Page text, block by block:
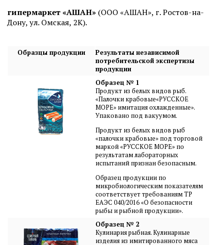
гипермаркет «АШАН» (ООО «АШАН», г. Ростов-на-
Дону, ул. Омская, 2К).
Образцы продукции
Результаты независимой
потребительской экспертизы
продукции
Образец № 1
Продукт из белых видов рыб.
«Палочки крабовые«РУССКОЕ
МОРЕ» имитация охлажденные».
Упаковано под вакуумом.
Продукт из белых видов рыб
«палочки крабовые» под торговой
маркой «РУССКОЕ МОРЕ» по
результатам лабораторных
испытаний признан безопасным.
Образец продукции по
микробиологическим показателям
соответствует требованиям ТР
ЕАЭС 040/2016 «О безопасности
рыбы и рыбной продукции».
Образец № 2
Кулинария рыбная. Кулинарные
изделия из имитированного мяса